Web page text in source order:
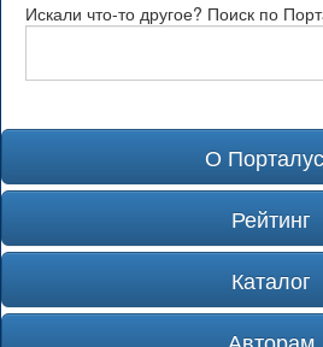
Искали что-то другое? Поиск по
О
Рейтинг
Каталог